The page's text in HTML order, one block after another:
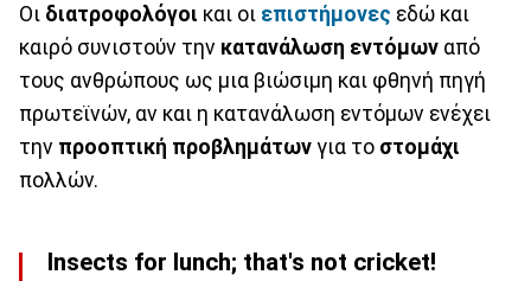
Οι διατροφολόγοι και οι επιστήμονες εδώ και
καιρό συνιστούν την κατανάλωση εντόμων από
τους ανθρώπους ως μια βιώσιμη και φθηνή πηγή
πρωτεϊνών, αν και η κατανάλωση εντόμων ενέχει
την προοπτική προβλημάτων για το στομάχι
πολλών.
Insects for lunch; that's not cricket!